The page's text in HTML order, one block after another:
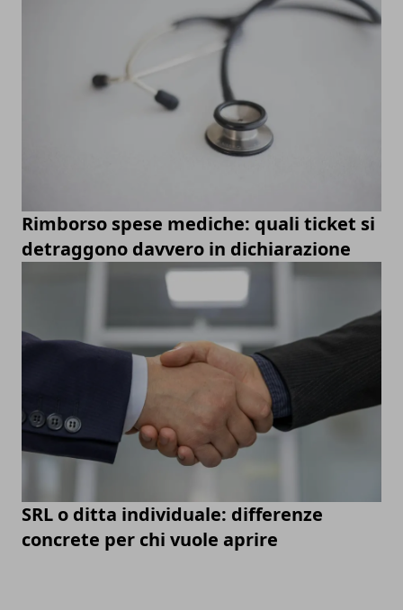
Rimborso spese mediche: quali ticket si
detraggono davvero in dichiarazione
SRL o ditta individuale: differenze
concrete per chi vuole aprire